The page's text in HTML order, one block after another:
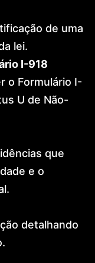
de uma
lei.
I-918
o Formulário I-
U de Não-
que
e o
detalhando